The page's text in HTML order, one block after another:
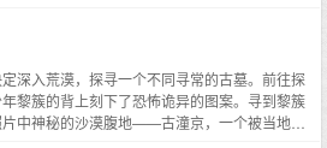
经历——地下12
深入荒漠，探寻一个不同寻常的古墓。前往探
黎簇的背上刻下了恐怖诡异的图案。寻到黎簇
中神秘的沙漠腹地——古潼京，一个被当地人